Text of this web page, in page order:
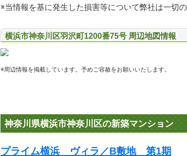
※当情報を基に発生した損害等について弊社は一切
横浜市神奈川区羽沢町1200番75号 周辺地図情報
※周辺情報を掲載しています。予めご容赦をお願いいたします。
神奈川県横浜市神奈川区の新築マンション
プライム横浜 ヴィラ／B敷地 第1期